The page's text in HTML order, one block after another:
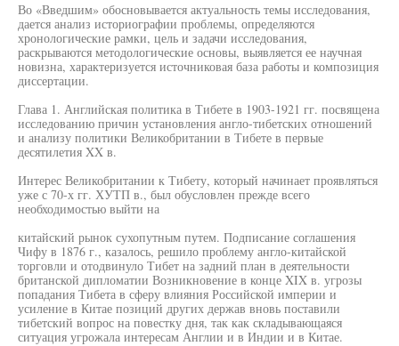
Во «Введшим» обосновывается актуальность темы исследования,
дается анализ историографии проблемы, определяются
хронологические рамки, цель и задачи исследования,
раскрываются методологические основы, выявляется ее научная
новизна, характеризуется источниковая база работы и композиция
диссертации.
Глава 1. Английская политика в Тибете в 1903-1921 гг. посвящена
исследованию причин установления англо-тибетских отношений
и анализу политики Великобритании в Тибете в первые
десятилетия XX в.
Интерес Великобритании к Тибету, который начинает проявляться
уже с 70-х гг. ХУТП в., был обусловлен прежде всего
необходимостью выйти на
китайский рынок сухопутным путем. Подписание соглашения
Чифу в 1876 г., казалось, решило проблему англо-китайской
торговли и отодвинуло Тибет на задний план в деятельности
британской дипломатии Возникновение в конце XIX в. угрозы
попадания Тибета в сферу влияния Российской империи и
усиление в Китае позиций других держав вновь поставили
тибетский вопрос на повестку дня, так как складывающаяся
ситуация угрожала интересам Англии и в Индии и в Китае.